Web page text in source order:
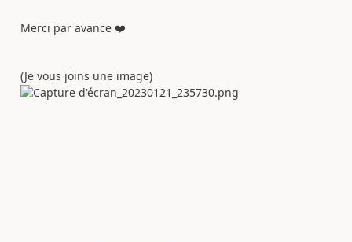
Merci par avance ❤️
(Je vous joins une image)